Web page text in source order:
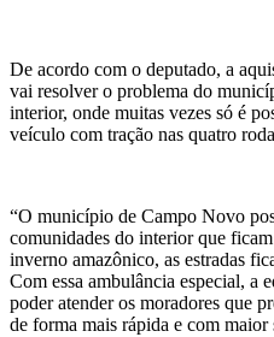
De acordo com o deputado, a
vai resolver o problema do
interior, onde muitas vezes só é
veículo com tração nas quatro
“O município de Campo Novo
comunidades do interior que
inverno amazônico, as estradas
Com essa ambulância especial, a
poder atender os moradores que
de forma mais rápida e com maior